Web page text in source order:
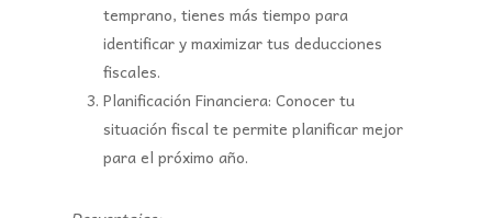
temprano, tienes más tiempo para
identificar y maximizar tus deducciones
fiscales.
Planificación Financiera: Conocer tu
situación fiscal te permite planificar mejor
para el próximo año.